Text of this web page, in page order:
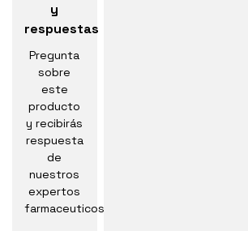
y
respuestas
Pregunta
sobre
este
producto
y recibirás
respuesta
de
nuestros
expertos
farmaceuticos